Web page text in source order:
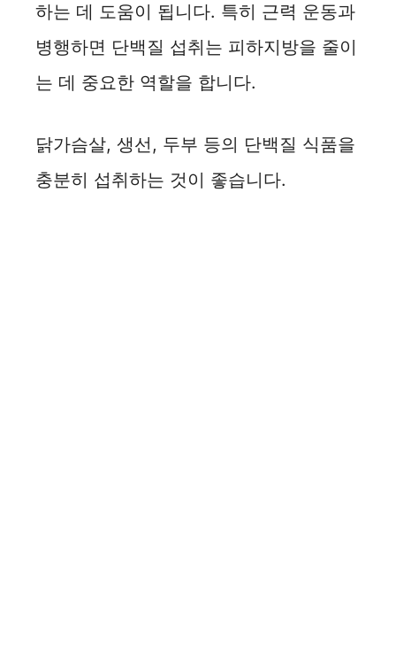
하는 데 도움이 됩니다. 특히 근력 운동과
병행하면 단백질 섭취는 피하지방을 줄이
는 데 중요한 역할을 합니다.
닭가슴살, 생선, 두부 등의 단백질 식품을
충분히 섭취하는 것이 좋습니다.